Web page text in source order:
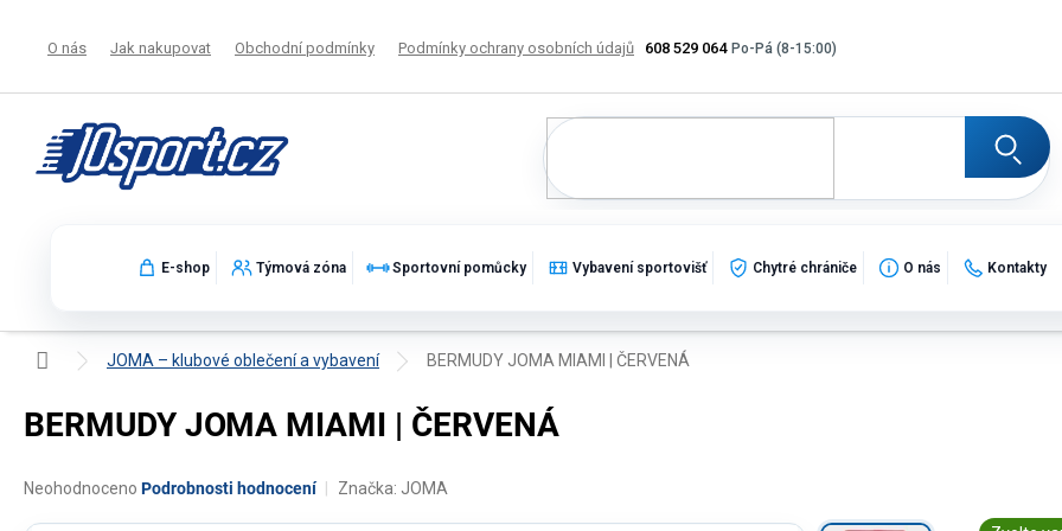
608 529 064
O nás Jak nakupovat Obchodní podmínky Podmínky ochrany osobních údajů Výměna, vrácení a reklamace zboží
E-shop Týmová zóna Sportovní pomůcky Vybavení sportovišť Chytré chrániče O nás Kontakty
Domů JOMA – klubové oblečení a vybavení BERMUDY JOMA MIAMI | ČERVENÁ
BERMUDY JOMA MIAMI | ČERVENÁ
Průměrné
Neohodnoceno Podrobnosti hodnocení Značka: JOMA